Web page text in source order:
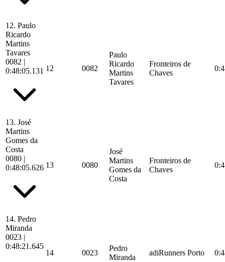
12. Paulo
Ricardo
Martins
Tavares
0082 |
0:48:05.131 12 0082
Paulo
Ricardo
Martins
Tavares
Fronteiros de
Chaves
13. José
Martins
Gomes da
Costa
0080 |
0:48:05.626 13 0080
José
Martins
Gomes da
Costa
Fronteiros de
Chaves
14. Pedro
Miranda
0023 |
0:48:21.645
14 0023
Pedro
Miranda
adiRunners Porto